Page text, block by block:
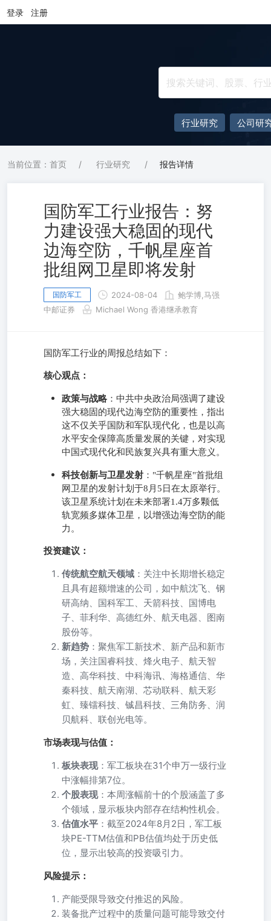
登录 注册
行业研究 公司研
当前位置：首页 / 行业研究 / 报告详情
国防军工行业报告：努
力建设强大稳固的现代
边海空防，千帆星座首
批组网卫星即将发射
国防军工 2024-08-04
鲍学博,马强
中邮证券
Michael Wong 香港继承教育
国防军工行业的周报总结如下：
核心观点：
政策与战略 ：中共中央政治局强调了建设
强大稳固的现代边海空防的重要性，指出
这不仅关乎国防和军队现代化，也是以高
水平安全保障高质量发展的关键，对实现
中国式现代化和民族复兴具有重大意义。
科技创新与卫星发射 ："千帆星座"首批组
网卫星的发射计划于8月5日在太原举行。
该卫星系统计划在未来部署1.4万多颗低
轨宽频多媒体卫星，以增强边海空防的能
力。
投资建议：
传统航空航天领域 ：关注中长期增长稳定
且具有超额增速的公司，如中航沈飞、钢
研高纳、国科军工、天箭科技、国博电
子、菲利华、高德红外、航天电器、图南
股份等。
新趋势 ：聚焦军工新技术、新产品和新市
场，关注国睿科技、烽火电子、航天智
造、高华科技、中科海讯、海格通信、华
秦科技、航天南湖、芯动联科、航天彩
虹、臻镭科技、铖昌科技、三角防务、润
贝航科、联创光电等。
市场表现与估值：
板块表现：军工板块在31个申万一级行业
中涨幅排第7位。
个股表现：本周涨幅前十的个股涵盖了多
个领域，显示板块内部存在结构性机会。
估值水平 ：截至2024年8月2日，军工板
块PE-TTM估值和PB估值均处于历史低
位，显示出较高的投资吸引力。
风险提示：
产能受限导致交付推迟的风险。
装备批产过程中的质量问题可能导致交付